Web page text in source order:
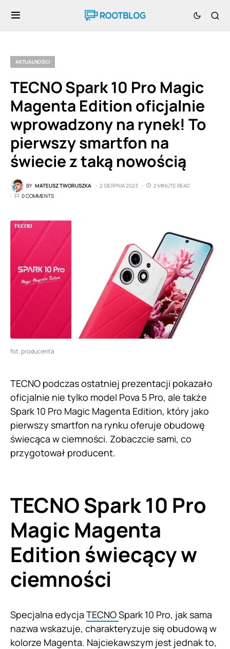
AKTUALNOŚCI
TECNO Spark 10 Pro Magic
Magenta Edition oficjalnie
wprowadzony na rynek! To
pierwszy smartfon na
świecie z taką nowością
BY MATEUSZ TWORUSZKA 2 SIERPNIA 2023
2 MINUTE READ
0 COMMENTS
fot. producenta
TECNO podczas ostatniej prezentacji pokazało
oficjalnie nie tylko model Pova 5 Pro, ale także
Spark 10 Pro Magic Magenta Edition, który jako
pierwszy smartfon na rynku oferuje obudowę
świecąca w ciemności. Zobaczcie sami, co
przygotował producent.
TECNO Spark 10 Pro
Magic Magenta
Edition świecący w
ciemności
Specjalna edycja TECNOSpark 10 Pro, jak sama
nazwa wskazuje, charakteryzuje się obudową w
kolorze Magenta. Najciekawszym jest jednak to,